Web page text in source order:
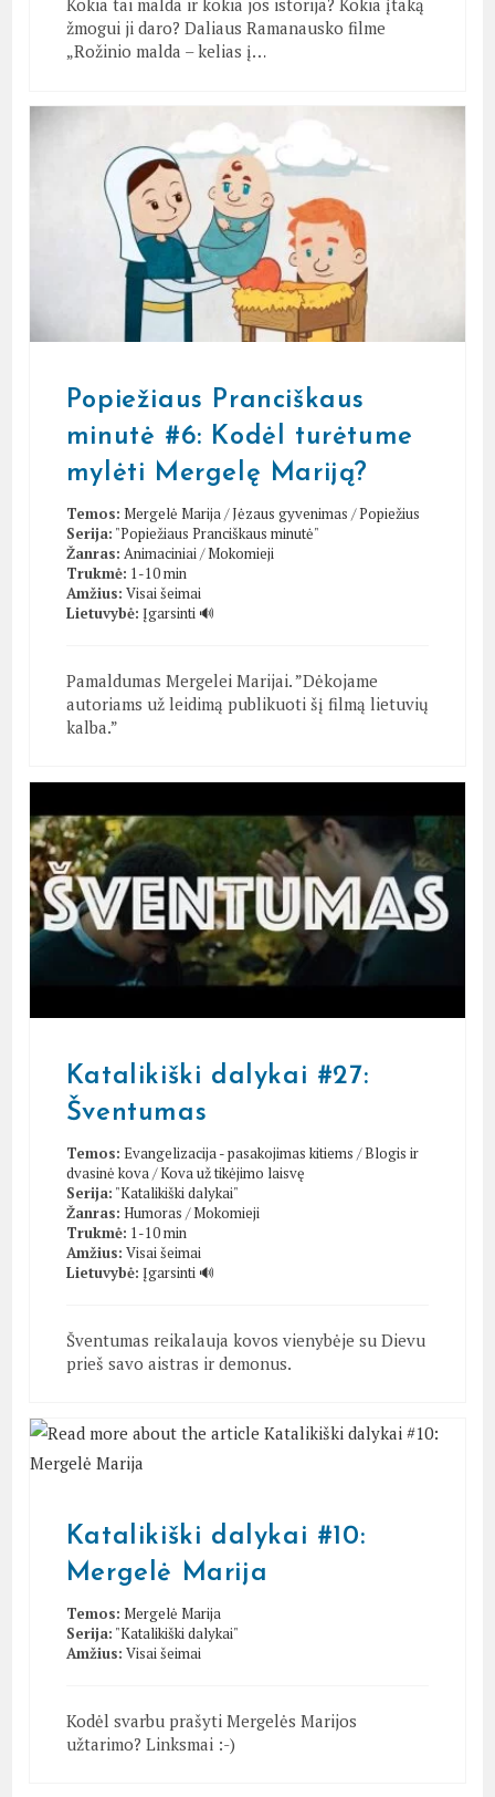
Kokia tai malda ir kokia jos istorija? Kokia įtaką
žmogui ji daro? Daliaus Ramanausko filme
„Rožinio malda – kelias į…
Popiežiaus Pranciškaus
minutė #6: Kodėl turėtume
mylėti Mergelę Mariją?
Temos: Mergelė Marija/Jėzaus gyvenimas /Popiežius
Serija: "Popiežiaus Pranciškaus minutė"
Žanras: Animaciniai/Mokomieji
Trukmė: 1-10 min
Amžius: Visai šeimai
Lietuvybė: Įgarsinti 🔊
Pamaldumas Mergelei Marijai. ”Dėkojame
autoriams už leidimą publikuoti šį filmą lietuvių
kalba.”
Katalikiški dalykai #27:
Šventumas
Temos: Evangelizacija - pasakojimas kitiems /Blogis ir
dvasinė kova /Kova už tikėjimo laisvę
Serija: "Katalikiški dalykai"
Žanras: Humoras /Mokomieji
Trukmė: 1-10 min
Amžius: Visai šeimai
Lietuvybė: Įgarsinti 🔊
Šventumas reikalauja kovos vienybėje su Dievu
prieš savo aistras ir demonus.
Katalikiški dalykai #10:
Mergelė Marija
Temos: Mergelė Marija
Serija: "Katalikiški dalykai"
Amžius: Visai šeimai
Kodėl svarbu prašyti Mergelės Marijos
užtarimo? Linksmai :-)